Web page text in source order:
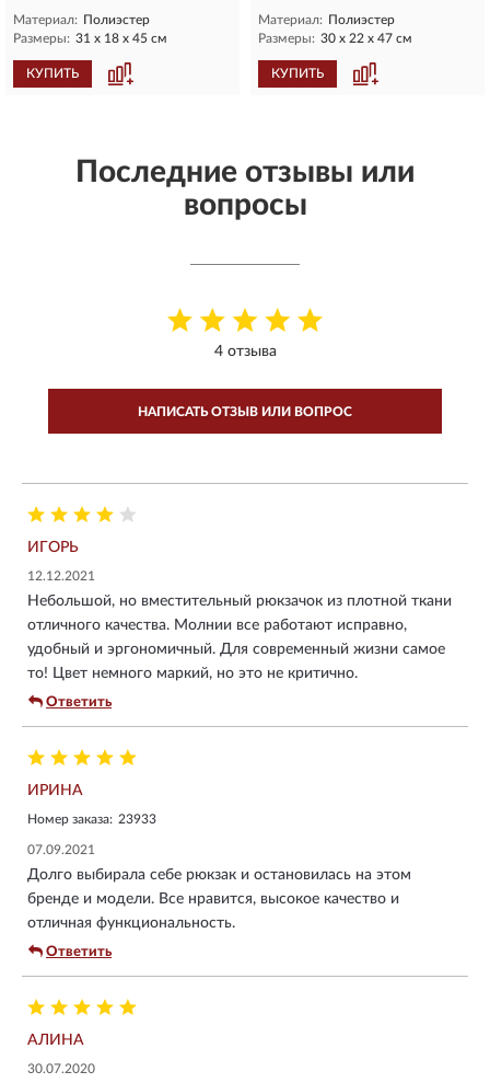
Материал: Полиэстер
Размеры: 31 x 18 x 45 см
КУПИТЬ
Материал: Полиэстер
Размеры: 30 x 22 x 47 см
КУПИТЬ
Последние отзывы или
вопросы
4 отзыва
НАПИСАТЬ ОТЗЫВ ИЛИ ВОПРОС
ИГОРЬ
12.12.2021
Небольшой, но вместительный рюкзачок из плотной ткани
отличного качества. Молнии все работают исправно,
удобный и эргономичный. Для современный жизни самое
то! Цвет немного маркий, но это не критично.
Ответить
ИРИНА
Номер заказа: 23933
07.09.2021
Долго выбирала себе рюкзак и остановилась на этом
бренде и модели. Все нравится, высокое качество и
отличная функциональность.
Ответить
АЛИНА
30.07.2020